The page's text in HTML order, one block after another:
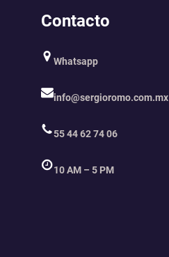
Contacto
Whatsapp
info@sergioromo.com.mx
55 44 62 74 06
10 AM – 5 PM